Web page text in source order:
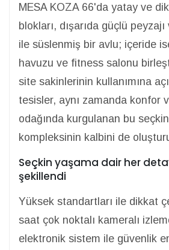
MESA KOZA 66'da yatay ve
blokları, dışarıda güçlü
ile süslenmiş bir avlu; içeride
havuzu ve fitness salonu
site sakinlerinin kullanımına
tesisler, aynı zamanda konfor
odağında kurgulanan bu
kompleksinin kalbini de
Seçkin yaşama dair her
şekillendi
Yüksek standartları ile dikkat
saat çok noktalı kameralı
elektronik sistem ile güvenlik